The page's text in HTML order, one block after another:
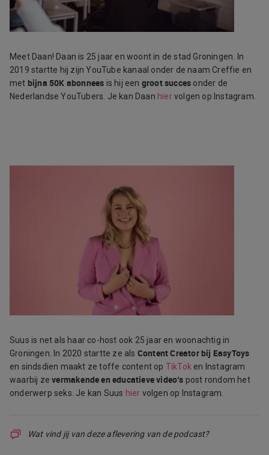
Meet Daan! Daan is 25 jaar en woont in de stad Groningen. In
2019 startte hij zijn YouTube kanaal onder de naam Creffie en
met bijna 50K abonnees is hij een groot succes onder de
Nederlandse YouTubers. Je kan Daan hiervolgen op Instagram.
Suus is net als haar co-host ook 25 jaar en woonachtig in
Groningen. In 2020 startte ze als Content Creator bij EasyToys
en sindsdien maakt ze toffe content op TikTok en Instagram
waarbij zevermakende en educatieve video’s post rondom het
onderwerp seks. Je kan Suus hier volgen op Instagram.
Wat vind jij van deze aflevering van de podcast?